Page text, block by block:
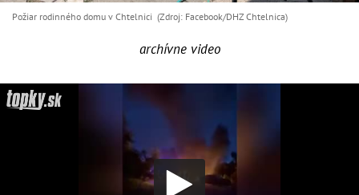
Požiar rodinného domu v Chtelnici (Zdroj: Facebook/DHZ Chtelnica)
archívne video